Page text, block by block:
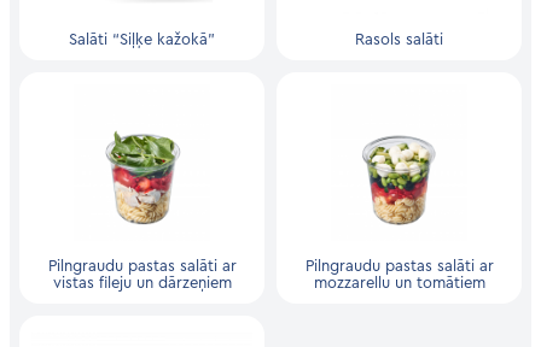
Salāti “Siļķe kažokā” Rasols salāti
Pilngraudu pastas salāti ar
vistas fileju un dārzeņiem
Pilngraudu pastas salāti ar
mozzarellu un tomātiem